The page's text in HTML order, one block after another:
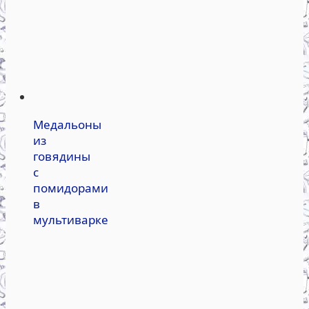
Медальоны
из
говядины
с
помидорами
в
мультиварке